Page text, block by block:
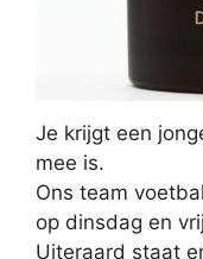
Je krijgt een
mee is.
Ons team
op dinsdag en
Uiteraard staat